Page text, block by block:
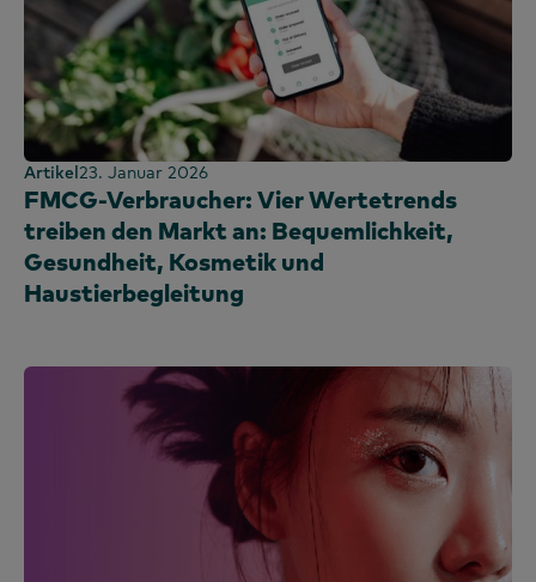
Artikel23. Januar 2026
FMCG-Verbraucher: Vier Wertetrends
treiben den Markt an: Bequemlichkeit,
Gesundheit, Kosmetik und
Haustierbegleitung